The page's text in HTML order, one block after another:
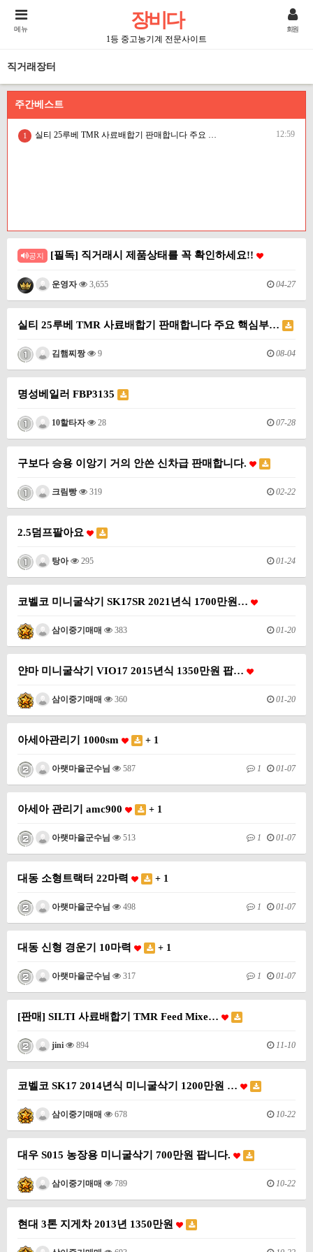
장비다
1등 중고농기계 전문사이트
메뉴 회원
직거래장터
주간베스트
1 실티 25루베 TMR 사료배합기 판매합니다 주요 핵심부품 신품 교체·하부 스테인리스 보강 완료 충남 서천 한우농장에서 실제 사용하던 실티(SILTI) 25㎥ 전동식 TMR 사료배합기 판매합니다. 단순히 ? 12:59
공지 [필독] 직거래시 제품상태를 꼭 확인하세요!!
운영자 3,655 04-27
실티 25루베 TMR 사료배합기 판매합니다 주요 핵심부…
김햄찌짱 9 08-04
명성베일러 FBP3135
10할타자 28 07-28
구보다 승용 이앙기 거의 안쓴 신차급 판매합니다.
크림빵 319 02-22
2.5덤프팔아요
탕아 295 01-24
코벨코 미니굴삭기 SK17SR 2021년식 1700만원…
삼이중기매매 383 01-20
얀마 미니굴삭기 VIO17 2015년식 1350만원 팝…
삼이중기매매 360 01-20
아세아관리기 1000sm + 1
아랫마을군수님 587 1 01-07
아세아 관리기 amc900 + 1
아랫마을군수님 513 1 01-07
대동 소형트랙터 22마력 + 1
아랫마을군수님 498 1 01-07
대동 신형 경운기 10마력 + 1
아랫마을군수님 317 1 01-07
[판매] SILTI 사료배합기 TMR Feed Mixe…
jini 894 11-10
코벨코 SK17 2014년식 미니굴삭기 1200만원 …
삼이중기매매 678 10-22
대우 S015 농장용 미니굴삭기 700만원 팝니다.
삼이중기매매 789 10-22
현대 3톤 지게차 2013년 1350만원